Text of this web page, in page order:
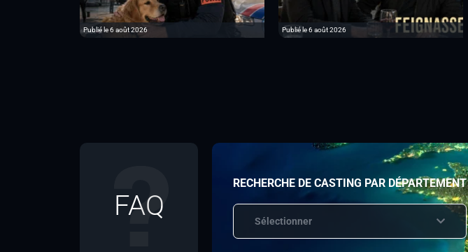
Publié le 6 août 2026 Publié le 6 août 2026
FAQ
RECHERCHE DE CASTING PAR DÉPARTEMENT
Sélectionner